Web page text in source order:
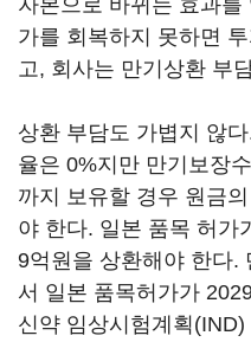
가를 회복하지 못하면
고, 회사는 만기상환 부
상환 부담도 가볍지 않
율은 0%지만 만기보장
까지 보유할 경우 원금
야 한다. 일본 품목 허가
9억원을 상환해야 한다.
서 일본 품목허가가
신약 임상시험계획